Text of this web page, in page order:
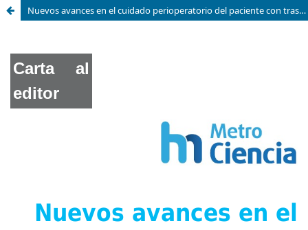
Nuevos avances en el cuidado perioperatorio del paciente con trasplante renal: aspectos relevantes